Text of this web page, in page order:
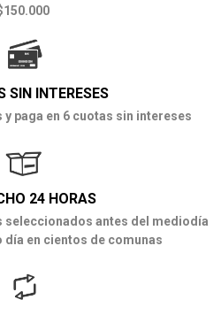
SIN INTERESES
y paga en 6 cuotas sin intereses
24 HORAS
seleccionados antes del mediodía
día en cientos de comunas